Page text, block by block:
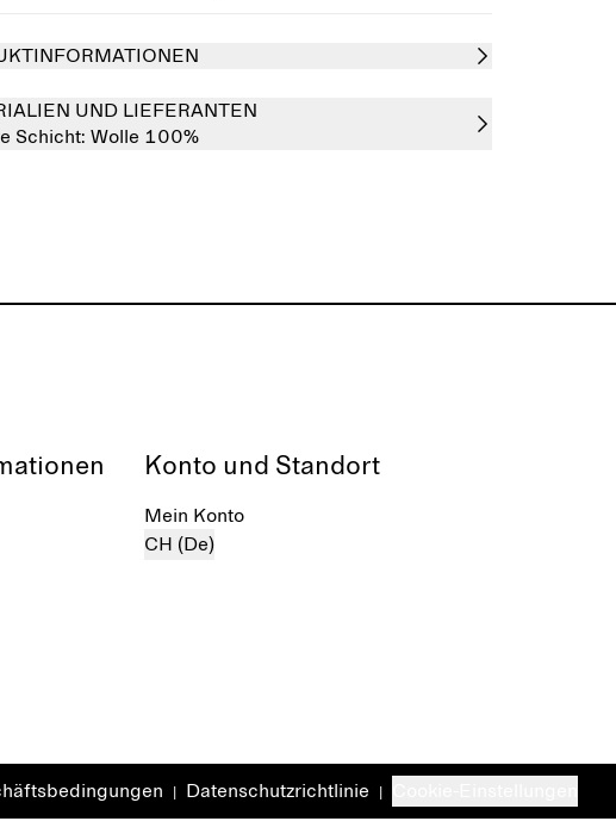
UND LIEFERANTEN
Schicht: Wolle 100%
Konto und Standort
Mein Konto
CH (De)
Datenschutzrichtlinie